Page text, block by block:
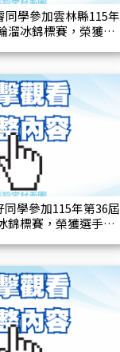
同學參加雲林縣115年
溜冰錦標賽，榮獲國
尺計時賽第二名。
學參加115年第36屆
錦標賽，榮獲選手菁
2000公尺開放賽第五
名。